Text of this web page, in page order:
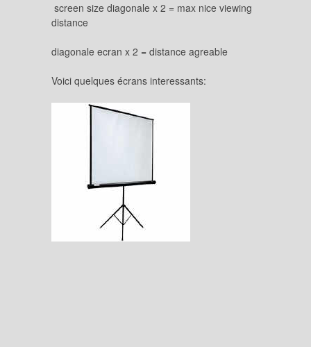
screen size diagonale x 2 = max nice viewing
distance
diagonale ecran x 2 = distance agreable
Voici quelques écrans interessants: